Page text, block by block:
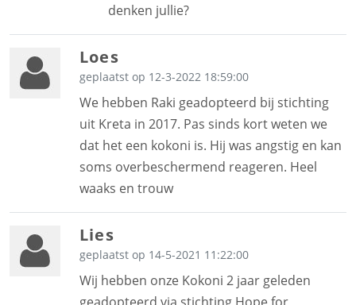
denken jullie?
Loes
geplaatst op 12-3-2022 18:59:00
We hebben Raki geadopteerd bij stichting
uit Kreta in 2017. Pas sinds kort weten we
dat het een kokoni is. Hij was angstig en kan
soms overbeschermend reageren. Heel
waaks en trouw
Lies
geplaatst op 14-5-2021 11:22:00
Wij hebben onze Kokoni 2 jaar geleden